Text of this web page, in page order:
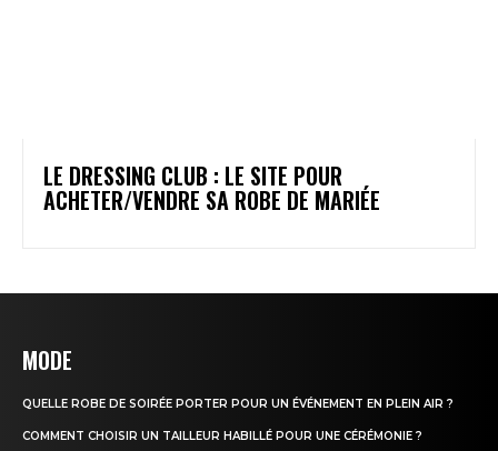
LE DRESSING CLUB : LE SITE POUR
ACHETER/VENDRE SA ROBE DE MARIÉE
MODE
QUELLE ROBE DE SOIRÉE PORTER POUR UN ÉVÉNEMENT EN PLEIN AIR ?
COMMENT CHOISIR UN TAILLEUR HABILLÉ POUR UNE CÉRÉMONIE ?